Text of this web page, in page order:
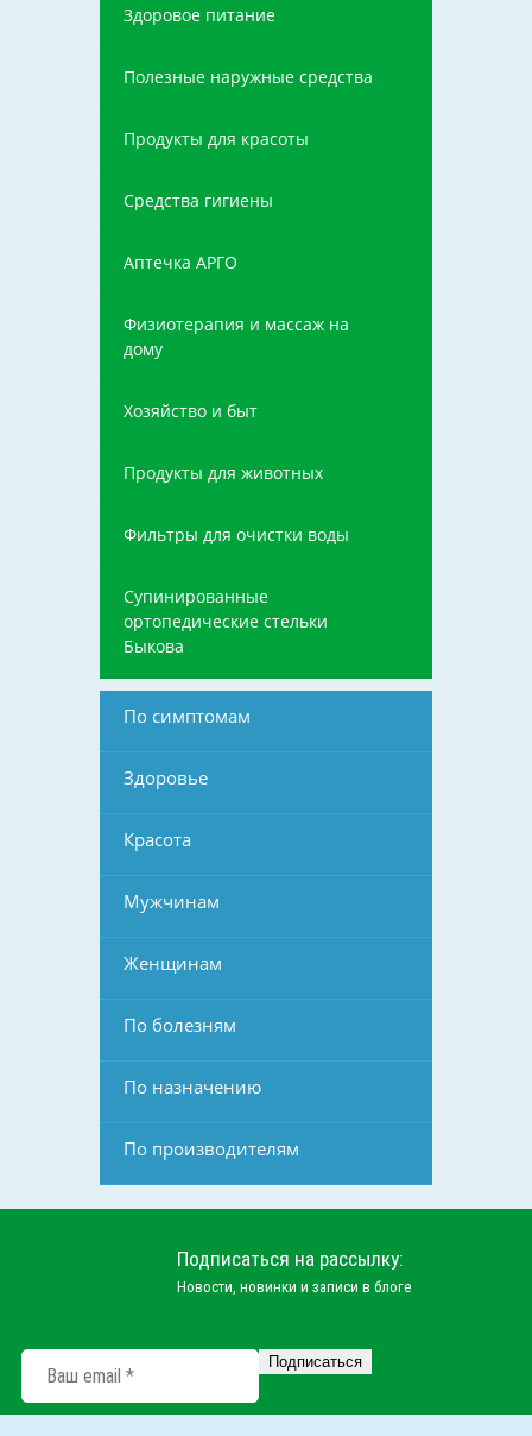
Здоровое питание
Полезные наружные средства
Продукты для красоты
Средства гигиены
Аптечка АРГО
Физиотерапия и массаж на
дому
Хозяйство и быт
Продукты для животных
Фильтры для очистки воды
Супинированные
ортопедические стельки
Быкова
По симптомам
Здоровье
Красота
Мужчинам
Женщинам
По болезням
По назначению
По производителям
Подписаться на рассылку:
Новости, новинки и записи в блоге